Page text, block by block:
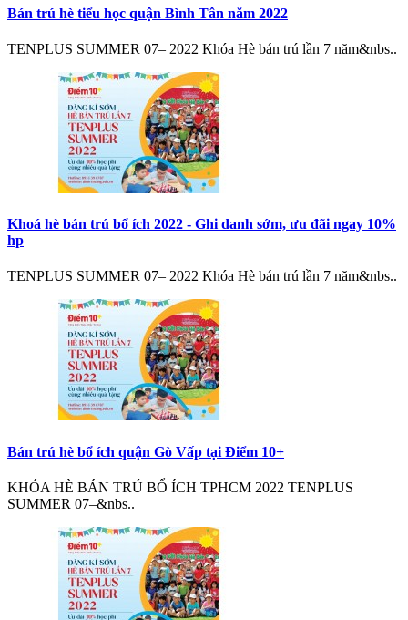
Bán trú hè tiểu học quận Bình Tân năm 2022
TENPLUS SUMMER 07– 2022 Khóa Hè bán trú lần 7 năm&nbs..
Khoá hè bán trú bổ ích 2022 - Ghi danh sớm, ưu đãi ngay 10%
hp
TENPLUS SUMMER 07– 2022 Khóa Hè bán trú lần 7 năm&nbs..
Bán trú hè bổ ích quận Gò Vấp tại Điểm 10+
KHÓA HÈ BÁN TRÚ BỔ ÍCH TPHCM 2022 TENPLUS
SUMMER 07–&nbs..